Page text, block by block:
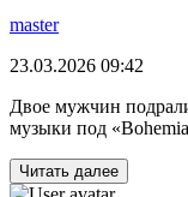
master
23.03.2026 09:42
Двое мужчин
музыки под
Читать далее